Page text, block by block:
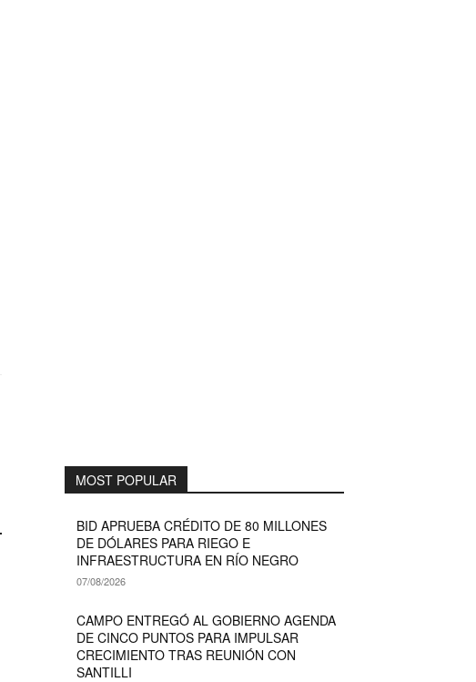
MOST POPULAR
BID APRUEBA CRÉDITO DE 80 MILLONES
DE DÓLARES PARA RIEGO E
INFRAESTRUCTURA EN RÍO NEGRO
07/08/2026
CAMPO ENTREGÓ AL GOBIERNO AGENDA
DE CINCO PUNTOS PARA IMPULSAR
CRECIMIENTO TRAS REUNIÓN CON
SANTILLI